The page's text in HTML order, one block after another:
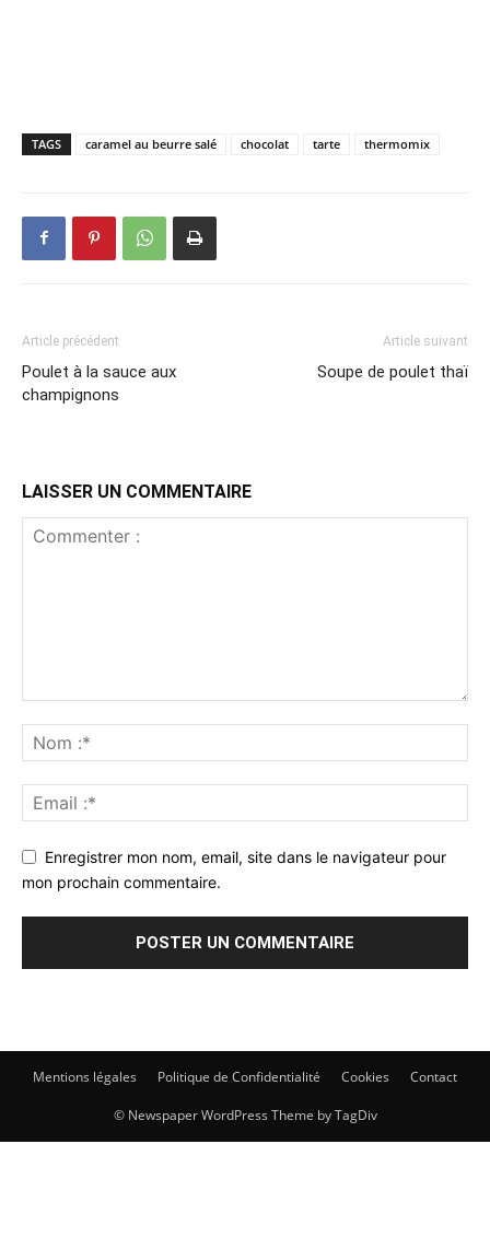
TAGS caramel au beurre salé chocolat tarte thermomix
Article précédent
Poulet à la sauce aux
champignons
Article suivant
Soupe de poulet thaï
LAISSER UN COMMENTAIRE
Enregistrer mon nom, email, site dans le navigateur pour
mon prochain commentaire.
Mentions légales Politique de Confidentialité Cookies Contact
© Newspaper WordPress Theme by TagDiv